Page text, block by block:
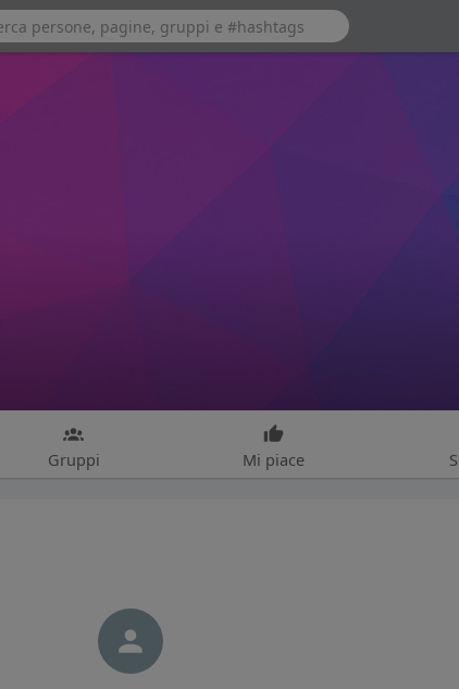
Gruppi Mi piace